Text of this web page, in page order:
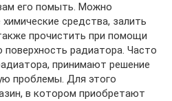
его помыть. Можно
средства, залить
прочистить при помощи
радиатора. Часто
принимают решение
проблемы. Для этого
в котором приобретают